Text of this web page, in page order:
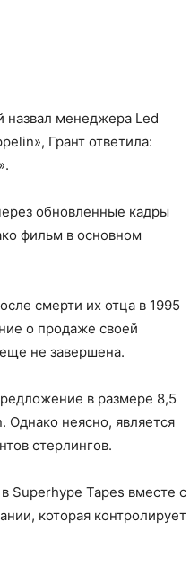
назвал менеджера Led
Грант ответила:
обновленные кадры
фильм в основном
смерти их отца в 1995
о продаже своей
не завершена.
в размере 8,5
Однако неясно, является
стерлингов.
Superhype Tapes вместе с
которая контролирует